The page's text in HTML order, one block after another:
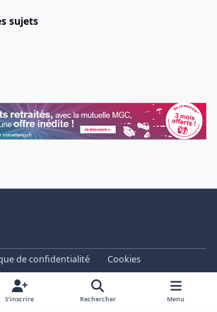
sujets
de confidentialité
Cookies
- Forum Libre depuis 2003
by
Invision Community
S’inscrire Rechercher Menu